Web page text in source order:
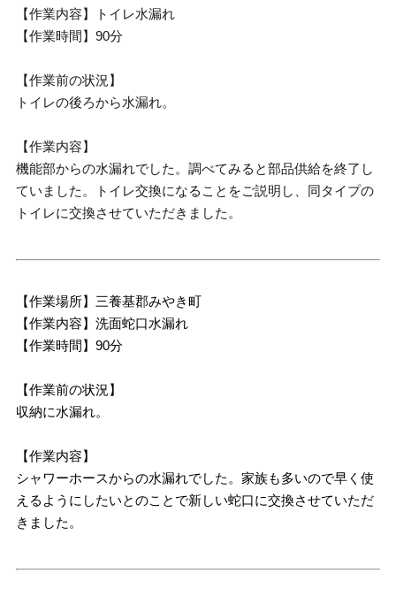
【作業内容】トイレ水漏れ
【作業時間】90分
【作業前の状況】
トイレの後ろから水漏れ。
【作業内容】
機能部からの水漏れでした。調べてみると部品供給を終了し
ていました。トイレ交換になることをご説明し、同タイプの
トイレに交換させていただきました。
【作業場所】三養基郡みやき町
【作業内容】洗面蛇口水漏れ
【作業時間】90分
【作業前の状況】
収納に水漏れ。
【作業内容】
シャワーホースからの水漏れでした。家族も多いので早く使
えるようにしたいとのことで新しい蛇口に交換させていただ
きました。